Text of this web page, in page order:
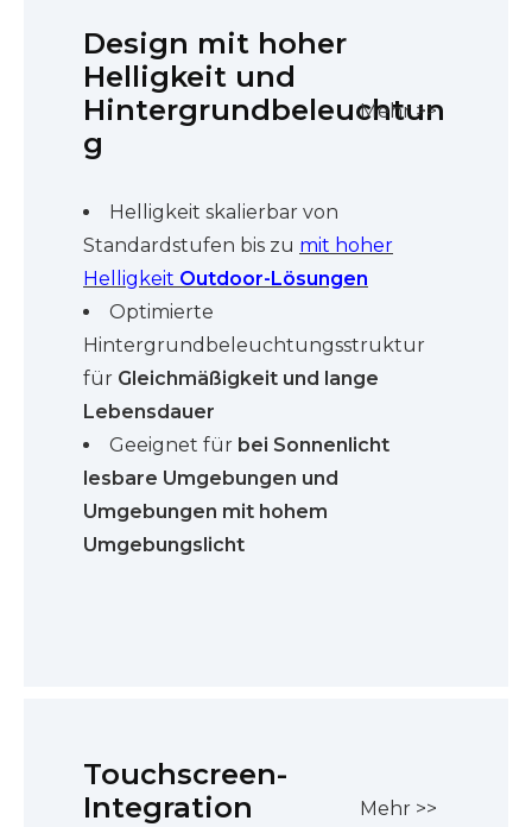
Design mit hoher
Helligkeit und
Hintergrundbeleuchtun
g
Mehr >>
Helligkeit skalierbar von
Standardstufen bis zu mit hoher
Helligkeit Outdoor-Lösungen
Optimierte
Hintergrundbeleuchtungsstruktur
für Gleichmäßigkeit und lange
Lebensdauer
Geeignet für bei Sonnenlicht
lesbare Umgebungen und
Umgebungen mit hohem
Umgebungslicht
Touchscreen-
Integration
Mehr >>